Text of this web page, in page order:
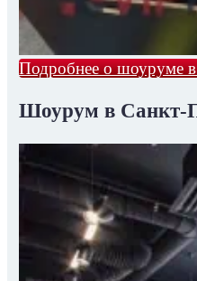
Подробнее о шоуруме
Шоурум в Санкт-